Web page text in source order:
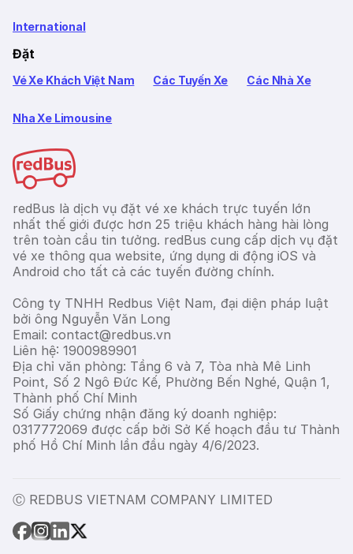
International
Đặt
Vé Xe Khách Việt Nam Các Tuyến Xe Các Nhà Xe
Nha Xe Limousine
redBus là dịch vụ đặt vé xe khách trực tuyến lớn
nhất thế giới được hơn 25 triệu khách hàng hài lòng
trên toàn cầu tin tưởng. redBus cung cấp dịch vụ đặt
vé xe thông qua website, ứng dụng di động iOS và
Android cho tất cả các tuyến đường chính.
Công ty TNHH Redbus Việt Nam, đại diện pháp luật
bởi ông Nguyễn Văn Long
Email: contact@redbus.vn
Liên hệ: 1900989901
Địa chỉ văn phòng: Tầng 6 và 7, Tòa nhà Mê Linh
Point, Số 2 Ngô Đức Kế, Phường Bến Nghé, Quận 1,
Thành phố Chí Minh
Số Giấy chứng nhận đăng ký doanh nghiệp:
0317772069 được cấp bởi Sở Kế hoạch đầu tư Thành
phố Hồ Chí Minh lần đầu ngày 4/6/2023.
Ⓒ REDBUS VIETNAM COMPANY LIMITED